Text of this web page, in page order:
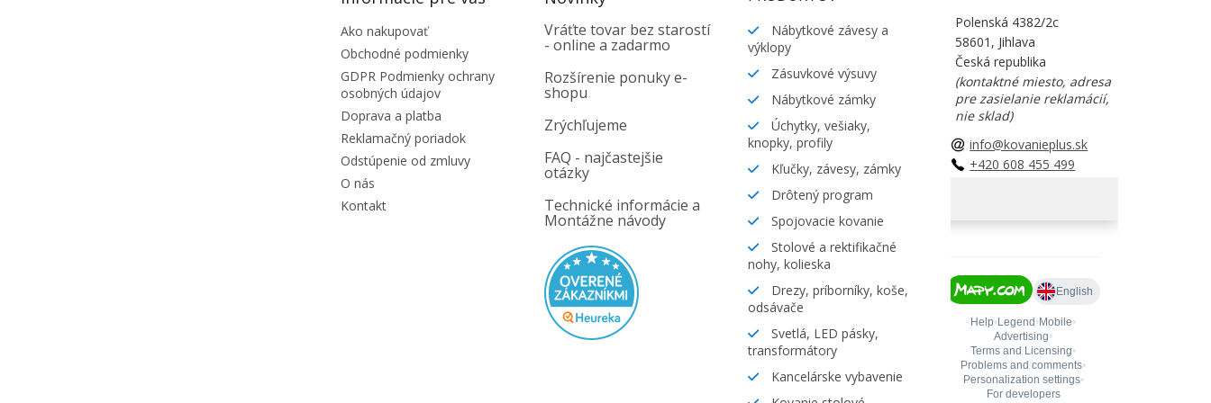
Ako nakupovať
Obchodné podmienky
GDPR Podmienky ochrany
osobných údajov
Doprava a platba
Reklamačný poriadok
Odstúpenie od zmluvy
O nás
Kontakt
Vráťte tovar bez starostí
- online a zadarmo
Rozšírenie ponuky e-
shopu
Zrýchľujeme
FAQ - najčastejšie
otázky
Technické informácie a
Montážne návody
Nábytkové závesy a
výklopy
Zásuvkové výsuvy
Nábytkové zámky
Úchytky, vešiaky,
knopky, profily
Kľučky, závesy, zámky
Drôtený program
Spojovacie kovanie
Stolové a rektifikačné
nohy, kolieska
Drezy, príborníky, koše,
odsávače
Svetlá, LED pásky,
transformátory
Kancelárske vybavenie
Polenská 4382/2c
58601, Jihlava
Česká republika
(kontaktné miesto, adresa
pre zasielanie reklamácií,
nie sklad)
info@kovanieplus.sk
+420 608 455 499